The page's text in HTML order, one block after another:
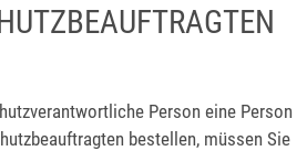
Person eine Person
bestellen, müssen Sie